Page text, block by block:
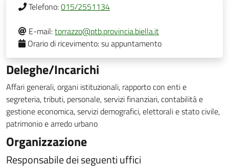
Telefono:015/2551134
E-mail:torrazzo@ptb.provincia.biella.it
Orario di ricevimento:su appuntamento
Deleghe/Incarichi
Affari generali, organi istituzionali, rapporto con enti e
segreteria, tributi, personale, servizi finanziari, contabilità e
gestione economica, servizi demografici, elettorali e stato civile,
patrimonio e arredo urbano
Organizzazione
Responsabile dei seguenti uffici